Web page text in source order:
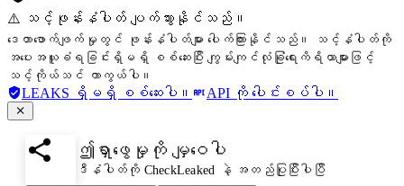
⚠️ သင့်ဖုန်းနံပါတ် ပျက်သွားနိုင်သည်။
ဒေတာဖောက်ဖျက်မှုတွင် ဖုန်းနံပါတ်များ ပေါက်ကြားနိုင်သည်။ သင့်နံပါတ်ကို
အပေးအယူခံရခြင်းရှိမရှိ စစ်ဆေးပြီး ကျွမ်းကျင်လုံခြုံရေးကိရိယာများဖြင့်
သင့်ကိုယ်သင် ကာကွယ်ပါ။
LEAKS ရှိမရှိ စစ်ဆေးပါ။ API ကို ပေါင်းစပ်ပါ။
ဤရှာဖွေမှုကို မျှဝေပါ
ဒီနံပါတ်ကို CheckLeaked နဲ့ အတည်ပြုပြီးပါပြီ